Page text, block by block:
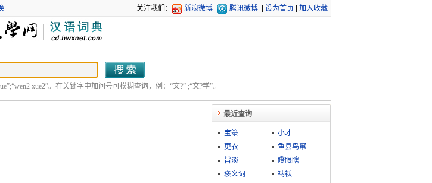
关注我们： 新浪微博 腾讯微博 设为首页 加入收藏
xue2”。在关键字中加问号可模糊查询，例：“文?” ;“文?学”。
最近查询
宝箓
小才
更衣
鱼县鸟窜
旨淡
瞪眼瞎
褒义词
衲袄